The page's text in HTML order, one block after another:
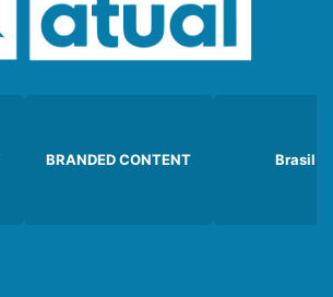
BRANDED CONTENT Brasil